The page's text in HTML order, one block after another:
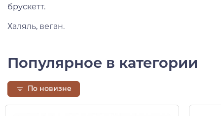
брускетт.
Халяль, веган.
Популярное в категории
По новизне